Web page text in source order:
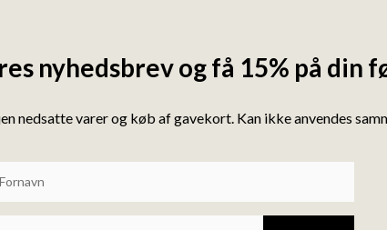
nyhedsbrev og få 15% på din
nedsatte varer og køb af gavekort. Kan ikke anvendes